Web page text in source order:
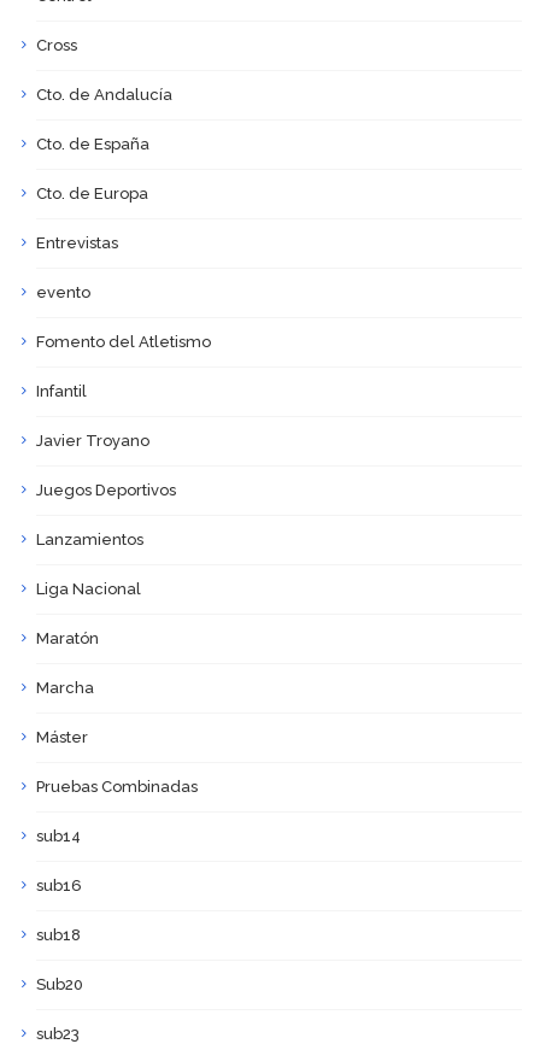
Cross
Cto. de Andalucía
Cto. de España
Cto. de Europa
Entrevistas
evento
Fomento del Atletismo
Infantil
Javier Troyano
Juegos Deportivos
Lanzamientos
Liga Nacional
Maratón
Marcha
Máster
Pruebas Combinadas
sub14
sub16
sub18
Sub20
sub23